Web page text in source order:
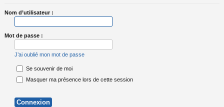
s
Nom d’utilisateur :
Mot de passe :
J’ai oublié mon mot de passe
Se souvenir de moi
Masquer ma présence lors de cette session